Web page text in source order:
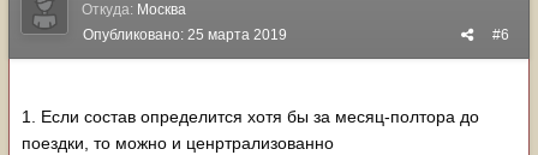
Откуда: Москва
#6
Опубликовано: 25 марта 2019
1. Если состав определится хотя бы за месяц-полтора до
поездки, то можно и ценртрализованно